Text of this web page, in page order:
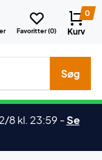
Favoritter (0)
0
Kurv
Søg
8 kl. 23:59 -Se